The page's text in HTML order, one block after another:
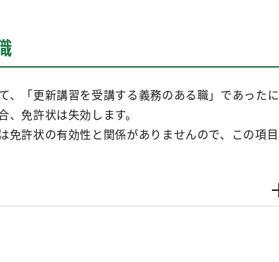
、「更新講習を受講する義務のある職」であったに
免許状は失効します。
許状の有効性と関係がありませんので、この項目